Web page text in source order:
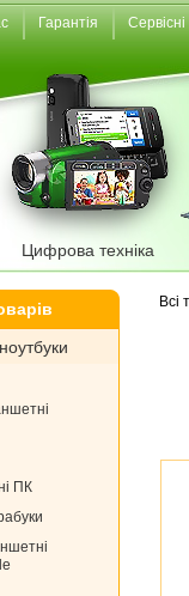
Гарантія
Цифрова техніка
ПК
Всі